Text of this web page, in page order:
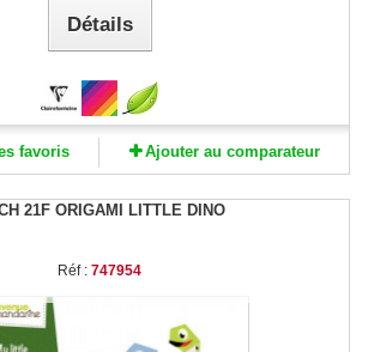
Détails
favoris Ajouter au comparateur
21F ORIGAMI LITTLE DINO
Réf : 747954